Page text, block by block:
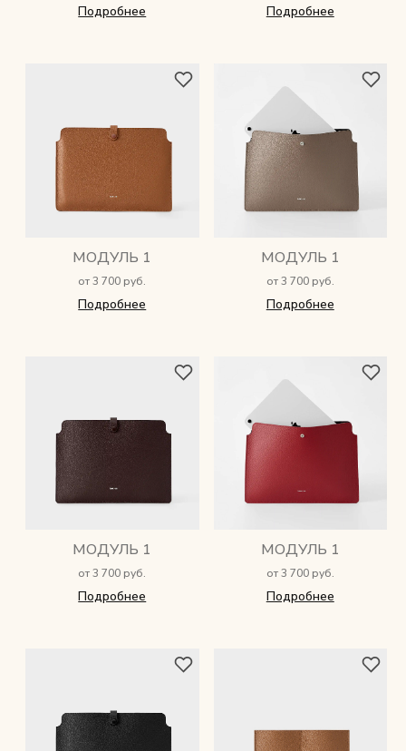
Подробнее Подробнее
МОДУЛЬ 1
от 3 700 руб.
Подробнее
МОДУЛЬ 1
от 3 700 руб.
Подробнее
МОДУЛЬ 1
от 3 700 руб.
Подробнее
МОДУЛЬ 1
от 3 700 руб.
Подробнее